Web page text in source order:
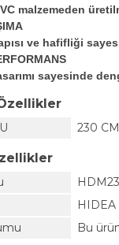
malzemeden
ve hafifliği
sayesinde
230 CM
HIDEA
Bu